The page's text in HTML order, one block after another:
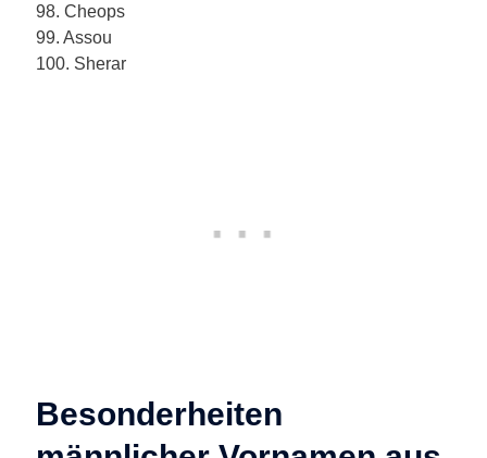
98. Cheops
99. Assou
100. Sherar
Besonderheiten